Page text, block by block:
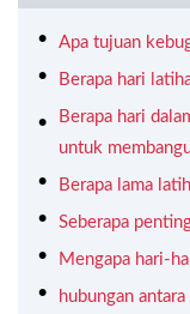
Apa tujuan
Berapa hari
Berapa hari
untuk
Berapa lama
Seberapa
Mengapa hari-
hubungan